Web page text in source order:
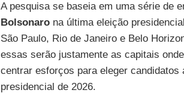
A pesquisa se baseia em uma série de
Bolsonarona última eleição
São Paulo, Rio de Janeiro e Belo
essas serão justamente as capitais
centrar esforços para eleger
presidencial de 2026.